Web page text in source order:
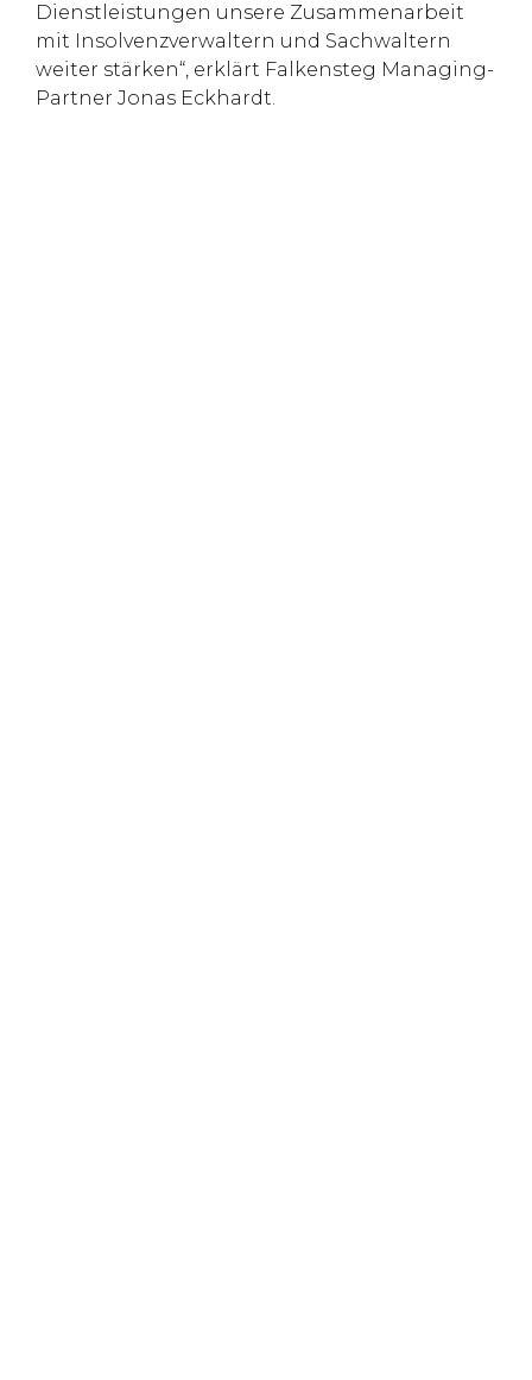
Dienstleistungen unsere Zusammenarbeit
mit Insolvenzverwaltern und Sachwaltern
weiter stärken“, erklärt Falkensteg Managing-
Partner Jonas Eckhardt.